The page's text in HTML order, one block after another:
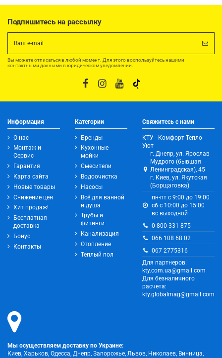
Подпишитесь на рассылку
Вы можете отписаться в любой момент. Для этого воспользуйтесь нашими
контактными данными в юридическом уведомлении.
Информация
О нас
Монтаж и
Сервис
Гарантия
Карта сайта
Новые товары
Снижение цен
Хит продаж!
Бесплатная
доставка
Бонус
Контакты
Категории
Бренды
Кухонные
мойки
Смесители
Водоочистка
Насосы
Всё для ванной
и душа
Трубы и
фитинги
Канализация
Отопление
Теплый пол
Свяжитесь с нами
КТУ - Комфорт Тепло
Уют
г. Днепр, ул. Ярослав
Мудрого (бывшая
Ленинградская), 45
г. Киев, ул. Якутская
(Борщаговка)
пн-пт с 9:00 до 19:00
сб с 10:00 до 15:00
вс выходной
0 800 331 875
066 108 68 02
067 2775316
Для партнеров:
kty.com.ua@gmail.com
Для безналичного
расчета:
kty.globalmag@gmail.com
Мы осуществляем доставку по Украине:
Киев, Харьков, Одесса, Днепр, Запорожье, Львов, Николаев, Винница,